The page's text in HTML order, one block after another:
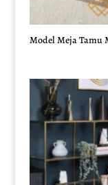
Model Meja Tamu